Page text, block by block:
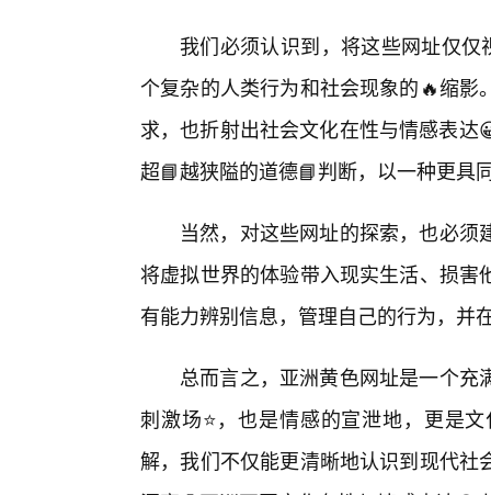
我们必须认识到，将这些网址仅仅
个复杂的人类行为和社会现象的🔥缩
求，也折射出社会文化在性与情感表
超📘越狭隘的道德📘判断，以一种更具
当然，对这些网址的探索，也必
将虚拟世界的体验带入现实生活、损
有能力辨别信息，管理自己的行为，并
总而言之，亚洲黄色网址是一个
刺激场⭐，也是情感的宣泄地，更是
解，我们不仅能更清晰地认识到现代